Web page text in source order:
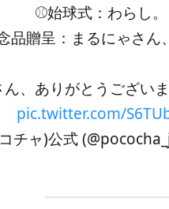
⚾️始球式：わらし
品贈呈：まるにゃさん
、ありがとうござい
pic.twitter.com/
チャ)公式